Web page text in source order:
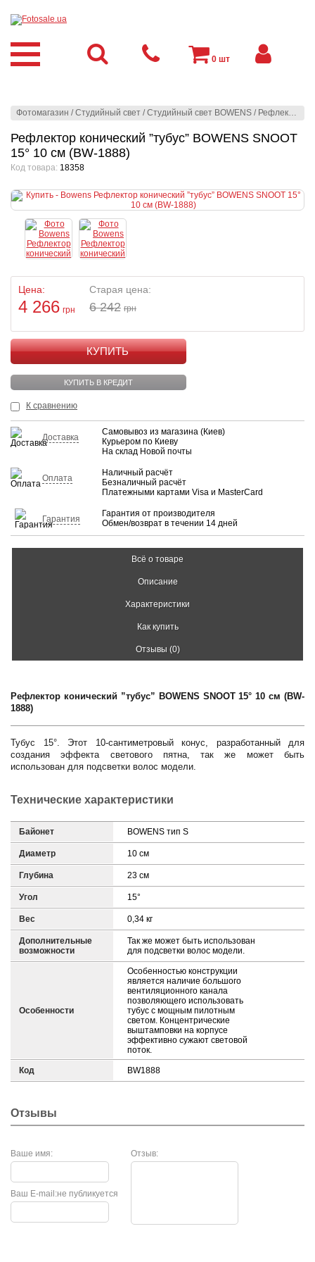
Фотомагазин /Студийный свет /Студийный свет BOWENS / Рефлекторы
Рефлектор конический ”тубус” BOWENS SNOOT
15° 10 см (BW-1888)
Код товара: 18358
Цена:
4 266 грн
Старая цена:
6 242 грн
КУПИТЬ
КУПИТЬ В КРЕДИТ
К сравнению
Доставка
Самовывоз из магазина (Киев)
Курьером по Киеву
На склад Новой почты
Оплата
Наличный расчёт
Безналичный расчёт
Платежными картами Visa и MasterCard
Гарантия
Гарантия от производителя
Обмен/возврат в течении 14 дней
Всё о товаре
Описание
Характеристики
Как купить
Отзывы (0)
Рефлектор конический ”тубус” BOWENS SNOOT 15° 10 см (BW-
1888)
Тубус 15°. Этот 10-сантиметровый конус, разработанный для
создания эффекта светового пятна, так же может быть
использован для подсветки волос модели.
Технические характеристики
Байонет BOWENS тип S
Диаметр 10 см
Глубина 23 см
Угол 15°
Вес 0,34 кг
Дополнительные
возможности
Так же может быть использован
для подсветки волос модели.
Особенности
Особенностью конструкции
является наличие большого
вентиляционного канала
позволяющего использовать
тубус с мощным пилотным
светом. Концентрические
выштамповки на корпусе
эффективно сужают световой
поток.
Код BW1888
Отзывы
Ваше имя: Отзыв:
не публикуется
Ваш E-mail:
0 шт